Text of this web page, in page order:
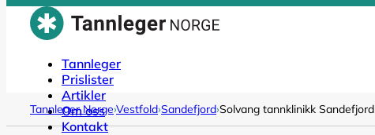
Tannleger
Prislister
Artikler
Om oss
Kontakt
Tannleger Norge›Vestfold›Sandefjord›Solvang tannklinikk Sandefjord